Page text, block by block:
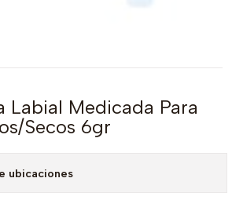
Labial Medicada Para
Secos 6gr
ubicaciones